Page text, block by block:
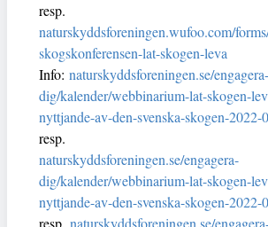
resp.
naturskyddsforeningen.wufoo.com/
skogskonferensen-lat-skogen-leva
Info: naturskyddsforeningen.se/engagera-
dig/kalender/webbinarium-lat-skogen-
nyttjande-av-den-svenska-skogen-2022-
resp.
naturskyddsforeningen.se/engagera-
dig/kalender/webbinarium-lat-skogen-
nyttjande-av-den-svenska-skogen-2022-